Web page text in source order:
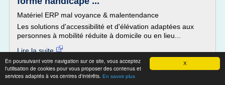
X
En poursuivant votre navigation sur ce site, vous acceptez
l'utilisation de cookies pour vous proposer des contenus et
services adaptés à vos centres d'intérêts. En savoir plus
Matériel ERP mal voyance & malentendance
Les solutions d'accessibilité et d'élévation adaptées aux
personnes à mobilité réduite à domicile ou en lieu...
Lire la suite
Site :http://www.ascier.fr